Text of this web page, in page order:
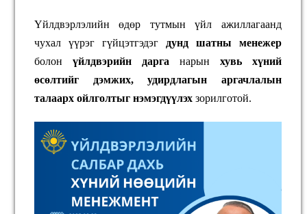
Үйлдвэрлэлийн өдөр тутмын үйл ажиллагаанд
чухал үүрэг гүйцэтгэдэг дунд шатны менежер
болон үйлдвэрийн дарга нарын хувь хүний
өсөлтийг дэмжих, удирдлагын аргачлалын
талаарх ойлголтыг нэмэгдүүлэх зорилготой.